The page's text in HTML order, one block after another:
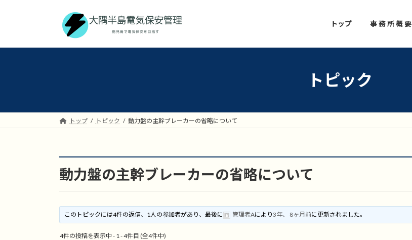
プ
動
トップ 事 務 所 概 要
トピック
トップ トピック 動力盤の主幹ブレーカーの省略について
動力盤の主幹ブレーカーの省略について
このトピックには4件の返信、1人の参加者があり、最後に 管理者Aにより3年、 8ヶ月前に更新されました。
4件の投稿を表示中 - 1 - 4件目 (全4件中)